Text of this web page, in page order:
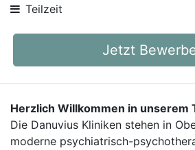
Teilzeit
Jetzt
Herzlich Willkommen in unserem
Die Danuvius Kliniken stehen in
moderne psychiatrisch-